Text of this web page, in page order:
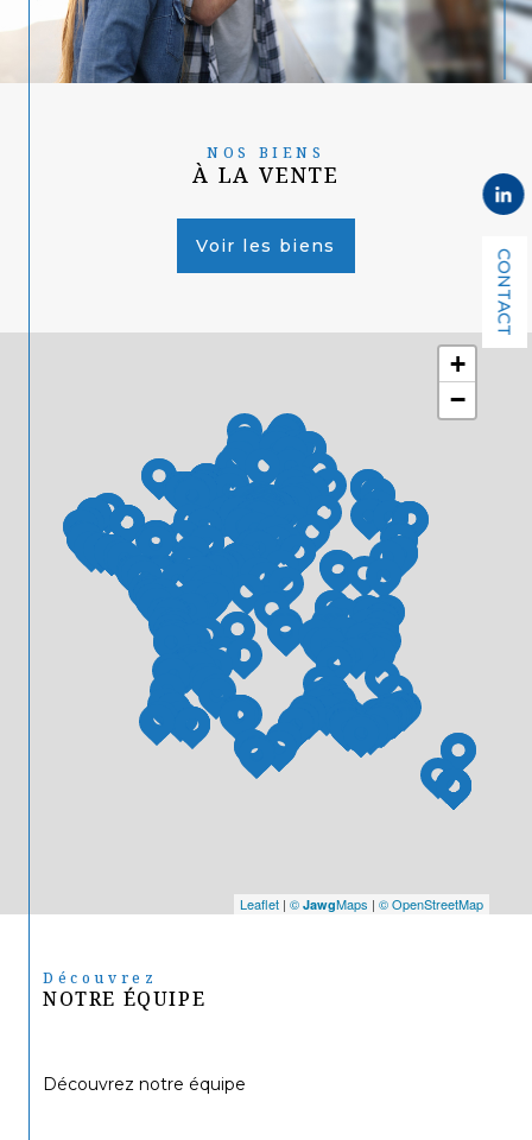
CONTACT
+
−
Leaflet | © JawgMaps | © OpenStreetMap
NOS BIENS
À LA VENTE
Voir les biens
Découvrez
NOTRE ÉQUIPE
Découvrez notre équipe